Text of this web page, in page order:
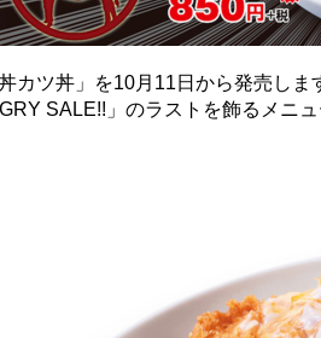
カツ丼」を10月11日から発売しま
SALE!!」のラストを飾るメニュ